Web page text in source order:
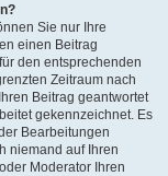
Sie nur Ihre
einen Beitrag
den entsprechenden
Zeitraum nach
Beitrag geantwortet
gekennzeichnet. Es
Bearbeitungen
niemand auf Ihren
Moderator Ihren